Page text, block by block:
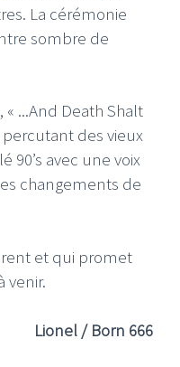
La cérémonie
sombre de
...And Death Shalt
percutant des vieux
90’s avec une voix
changements de
et qui promet
venir.
Lionel / Born 666